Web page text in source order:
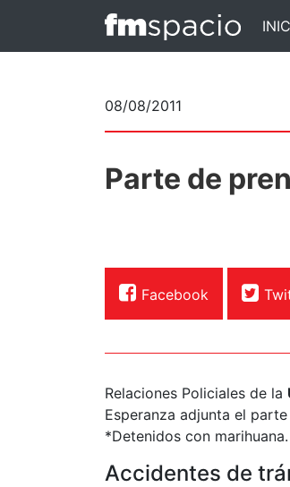
08/08/2011
Parte de
Facebook
Relaciones Policiales de la
Esperanza adjunta el
*Detenidos con
Accidentes de